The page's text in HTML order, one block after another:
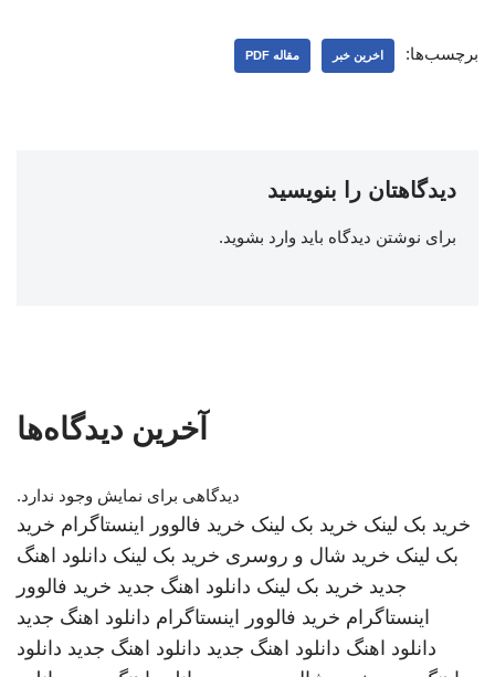
برچسب‌ها: اخرین خبر مقاله PDF
دیدگاهتان را بنویسید
برای نوشتن دیدگاه باید وارد بشوید.
آخرین دیدگاه‌ها
دیدگاهی برای نمایش وجود ندارد.
خرید بک لینک خرید بک لینک خرید فالوور اینستاگرام خرید
بک لینک خرید شال و روسری خرید بک لینک دانلود اهنگ
جدید خرید بک لینک دانلود اهنگ جدید خرید فالوور
اینستاگرام خرید فالوور اینستاگرام دانلود اهنگ جدید
دانلود اهنگ دانلود اهنگ جدید دانلود اهنگ جدید دانلود